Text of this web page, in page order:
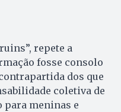
repete a
fosse consolo
dos que
coletiva de
meninas e